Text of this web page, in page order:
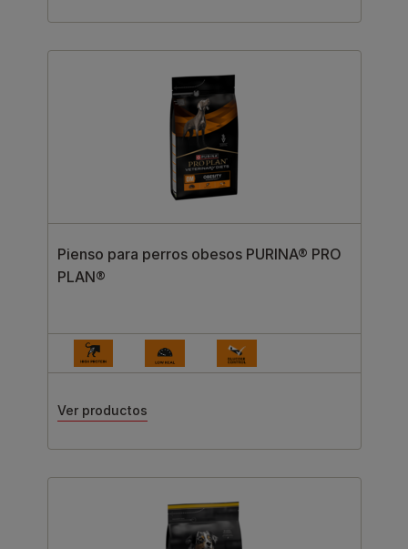
Pienso para perros obesos PURINA® PRO
PLAN®
Ver productos